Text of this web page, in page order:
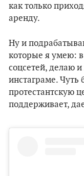
как только
аренду.
Ну и
которые я умею:
соцсетей, делаю
инстаграме. Чуть
протестантскую
поддерживает,